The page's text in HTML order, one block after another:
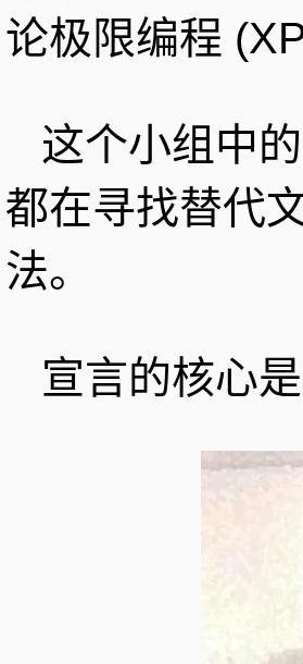
论极限编程
这个小组中
都在寻找替代
法。
宣言的核心